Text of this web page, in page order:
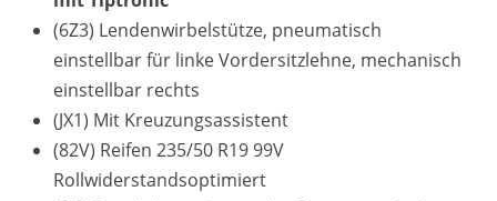
(6Z3) Lendenwirbelstütze, pneumatisch
einstellbar für linke Vordersitzlehne, mechanisch
einstellbar rechts
(JX1) Mit Kreuzungsassistent
(82V) Reifen 235/50 R19 99V
Rollwiderstandsoptimiert